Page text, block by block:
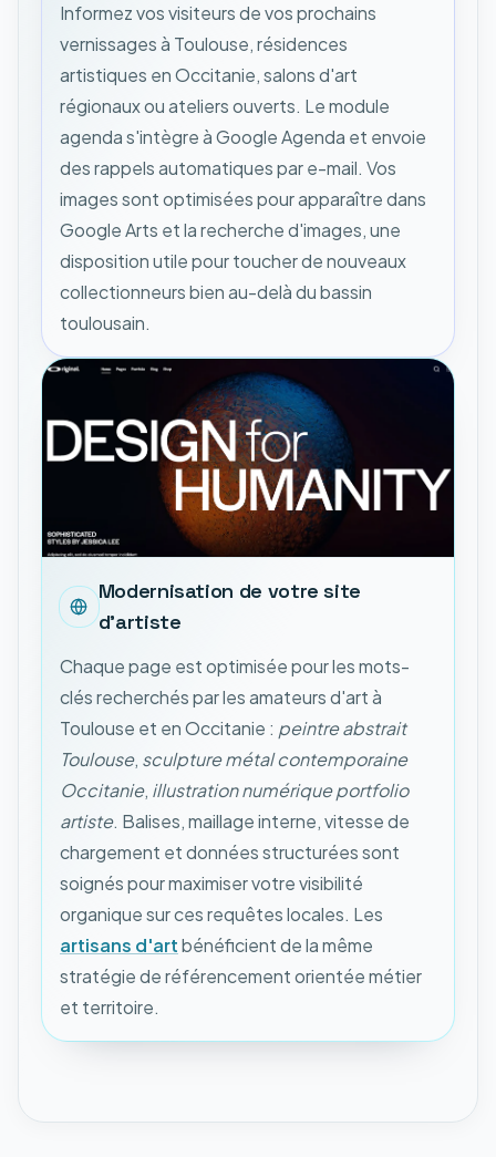
Informez vos visiteurs de vos prochains
vernissages à Toulouse, résidences
artistiques en Occitanie, salons d'art
régionaux ou ateliers ouverts. Le module
agenda s'intègre à Google Agenda et envoie
des rappels automatiques par e-mail. Vos
images sont optimisées pour apparaître dans
Google Arts et la recherche d'images, une
disposition utile pour toucher de nouveaux
collectionneurs bien au-delà du bassin
toulousain.
Modernisation de votre site
d'artiste
Chaque page est optimisée pour les mots-
clés recherchés par les amateurs d'art à
Toulouse et en Occitanie : peintre abstrait
Toulouse, sculpture métal contemporaine
Occitanie, illustration numérique portfolio
artiste. Balises, maillage interne, vitesse de
chargement et données structurées sont
soignés pour maximiser votre visibilité
organique sur ces requêtes locales. Les
artisans d'artbénéficient de la même
stratégie de référencement orientée métier
et territoire.